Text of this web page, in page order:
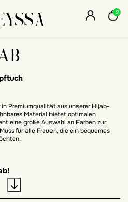
0
Premiumqualität aus unserer Hijab-
Material bietet optimalen
eine große Auswahl an Farben zur
für alle Frauen, die ein bequemes